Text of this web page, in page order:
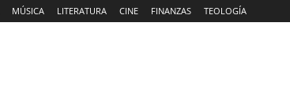
MÚSICA LITERATURA CINE FINANZAS TEOLOGÍA